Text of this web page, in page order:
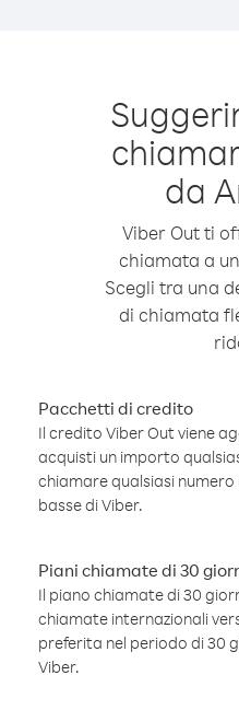
da
Viber Out ti
chiamata a
Scegli tra una
di chiamata
Pacchetti di credito
Il credito Viber Out viene
acquisti un importo
chiamare qualsiasi
basse di Viber.
Piani chiamate di 30
Il piano chiamate di 30
chiamate internazionali
preferita nel periodo di 30
Viber.